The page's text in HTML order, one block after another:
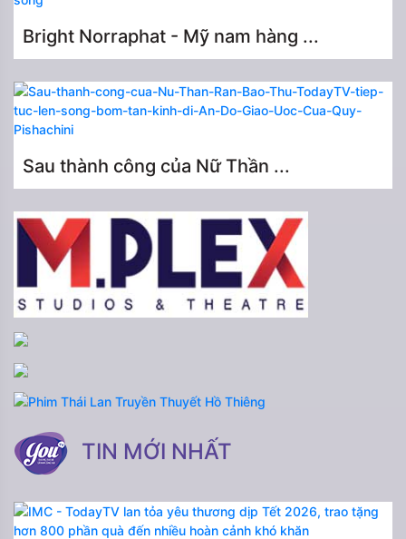
Bright Norraphat - Mỹ nam hàng ...
Sau thành công của Nữ Thần ...
TIN MỚI NHẤT